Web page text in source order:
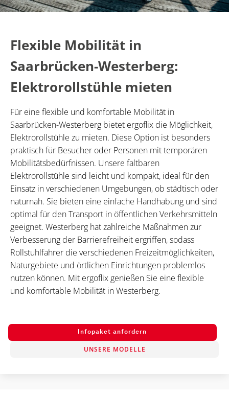
Flexible Mobilität in
Saarbrücken-Westerberg:
Elektrorollstühle mieten
Für eine flexible und komfortable Mobilität in
Saarbrücken-Westerberg bietet ergoflix die Möglichkeit,
Elektrorollstühle zu mieten. Diese Option ist besonders
praktisch für Besucher oder Personen mit temporären
Mobilitätsbedürfnissen. Unsere faltbaren
Elektrorollstühle sind leicht und kompakt, ideal für den
Einsatz in verschiedenen Umgebungen, ob städtisch oder
naturnah. Sie bieten eine einfache Handhabung und sind
optimal für den Transport in öffentlichen Verkehrsmitteln
geeignet. Westerberg hat zahlreiche Maßnahmen zur
Verbesserung der Barrierefreiheit ergriffen, sodass
Rollstuhlfahrer die verschiedenen Freizeitmöglichkeiten,
Naturgebiete und örtlichen Einrichtungen problemlos
nutzen können. Mit ergoflix genießen Sie eine flexible
und komfortable Mobilität in Westerberg.
Infopaket anfordern
UNSERE MODELLE